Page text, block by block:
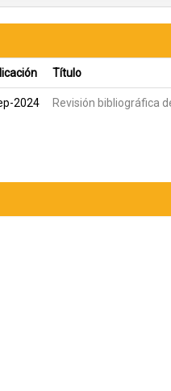
Título
2024 Revisión bibliográfica